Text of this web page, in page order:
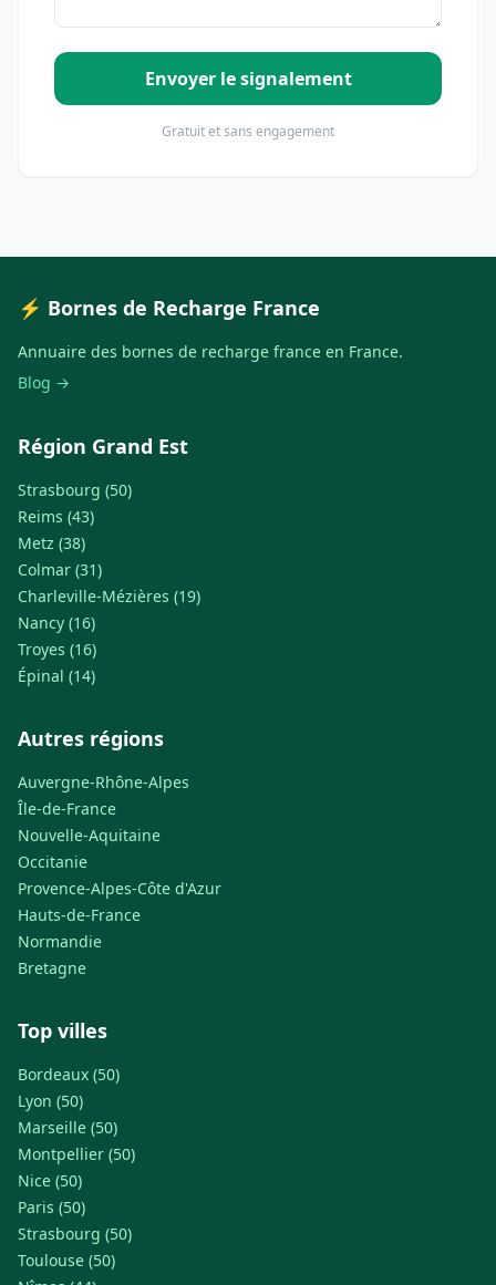
Envoyer le signalement
Gratuit et sans engagement
⚡ Bornes de Recharge France
Annuaire des bornes de recharge france en France.
Blog →
Région Grand Est
Strasbourg (50)
Reims (43)
Metz (38)
Colmar (31)
Charleville-Mézières (19)
Nancy (16)
Troyes (16)
Épinal (14)
Autres régions
Auvergne-Rhône-Alpes
Île-de-France
Nouvelle-Aquitaine
Occitanie
Provence-Alpes-Côte d'Azur
Hauts-de-France
Normandie
Bretagne
Top villes
Bordeaux (50)
Lyon (50)
Marseille (50)
Montpellier (50)
Nice (50)
Paris (50)
Strasbourg (50)
Toulouse (50)